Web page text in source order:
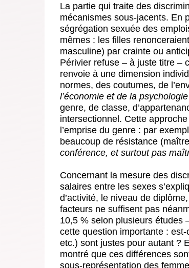
La partie qui traite des
mécanismes sous-jacents. En
ségrégation sexuée des
mêmes : les filles
masculine) par crainte ou
Périvier refuse – à juste titre –
renvoie à une dimension
normes, des coutumes, de
l’économie et de la
genre, de classe,
intersectionnel. Cette
l’emprise du genre : par
beaucoup de résistance
conférence, et surtout pas
Concernant la mesure des
salaires entre les sexes
d’activité, le niveau de
facteurs ne suffisent pas
10,5 % selon plusieurs études
cette question importante :
etc.) sont justes pour autant ?
montré que ces différences
sous-représentation des